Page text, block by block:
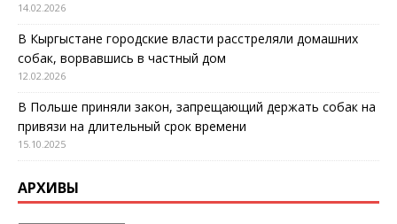
14.02.2026
В Кыргыстане городские власти расстреляли домашних
собак, ворвавшись в частный дом
12.02.2026
В Польше приняли закон, запрещающий держать собак на
привязи на длительный срок времени
15.10.2025
АРХИВЫ